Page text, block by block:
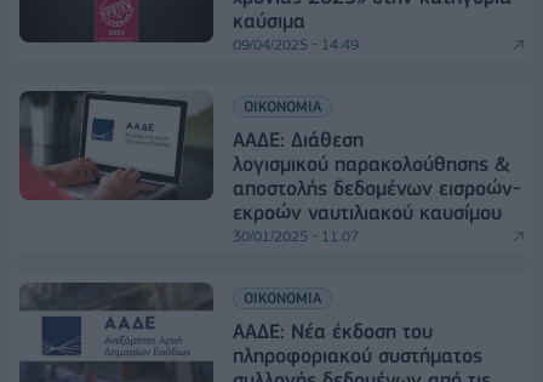
καύσιμα
09/04/2025 - 14:49
ΟΙΚΟΝΟΜΙΑ
ΑΑΔΕ: Διάθεση
λογισμικού παρακολούθησης &
αποστολής δεδομένων εισροών-
εκροών ναυτιλιακού καυσίμου
30/01/2025 - 11:07
ΟΙΚΟΝΟΜΙΑ
ΑΑΔΕ: Νέα έκδοση του
πληροφοριακού συστήματος